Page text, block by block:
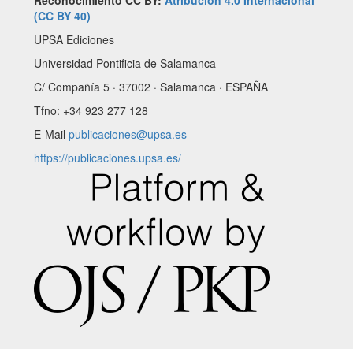
(CC BY 40)
UPSA Ediciones
Universidad Pontificia de Salamanca
C/ Compañía 5 · 37002 · Salamanca · ESPAÑA
Tfno: +34 923 277 128
E-Mail publicaciones@upsa.es
https://publicaciones.upsa.es/